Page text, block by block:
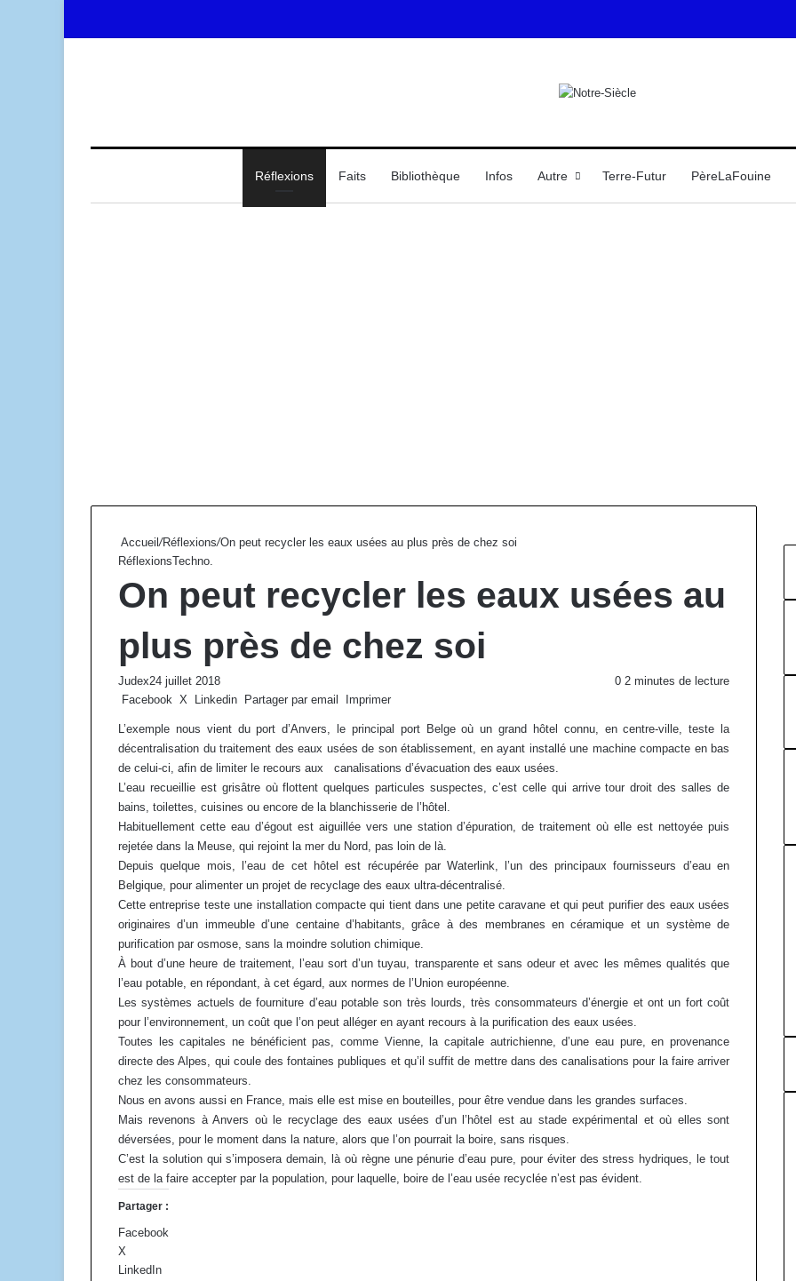
AccueilRéflexions Faits Bibliothèque Infos Autre Terre-Futur PèreLaFouine
Accueil/Réflexions/On peut recycler les eaux usées au plus près de chez soi
RéflexionsTechno.
On peut recycler les eaux usées au
plus près de chez soi
Judex24 juillet 2018 0 2 minutes de lecture
Facebook X Linkedin Partager par email Imprimer
L’exemple nous vient du port d’Anvers, le principal port Belge où un grand hôtel connu, en centre-ville, teste la
décentralisation du traitement des eaux usées de son établissement, en ayant installé une machine compacte en bas
de celui-ci, afin de limiter le recours aux canalisations d’évacuation des eaux usées.
L’eau recueillie est grisâtre où flottent quelques particules suspectes, c’est celle qui arrive tour droit des salles de
bains, toilettes, cuisines ou encore de la blanchisserie de l’hôtel.
Habituellement cette eau d’égout est aiguillée vers une station d’épuration, de traitement où elle est nettoyée puis
rejetée dans la Meuse, qui rejoint la mer du Nord, pas loin de là.
Depuis quelque mois, l’eau de cet hôtel est récupérée par Waterlink, l’un des principaux fournisseurs d’eau en
Belgique, pour alimenter un projet de recyclage des eaux ultra-décentralisé.
Cette entreprise teste une installation compacte qui tient dans une petite caravane et qui peut purifier des eaux usées
originaires d’un immeuble d’une centaine d’habitants, grâce à des membranes en céramique et un système de
purification par osmose, sans la moindre solution chimique.
À bout d’une heure de traitement, l’eau sort d’un tuyau, transparente et sans odeur et avec les mêmes qualités que
l’eau potable, en répondant, à cet égard, aux normes de l’Union européenne.
Les systèmes actuels de fourniture d’eau potable son très lourds, très consommateurs d’énergie et ont un fort coût
pour l’environnement, un coût que l’on peut alléger en ayant recours à la purification des eaux usées.
Toutes les capitales ne bénéficient pas, comme Vienne, la capitale autrichienne, d’une eau pure, en provenance
directe des Alpes, qui coule des fontaines publiques et qu’il suffit de mettre dans des canalisations pour la faire arriver
chez les consommateurs.
Nous en avons aussi en France, mais elle est mise en bouteilles, pour être vendue dans les grandes surfaces.
Mais revenons à Anvers où le recyclage des eaux usées d’un l’hôtel est au stade expérimental et où elles sont
déversées, pour le moment dans la nature, alors que l’on pourrait la boire, sans risques.
C’est la solution qui s’imposera demain, là où règne une pénurie d’eau pure, pour éviter des stress hydriques, le tout
est de la faire accepter par la population, pour laquelle, boire de l’eau usée recyclée n’est pas évident.
Partager :
Facebook
X
LinkedIn